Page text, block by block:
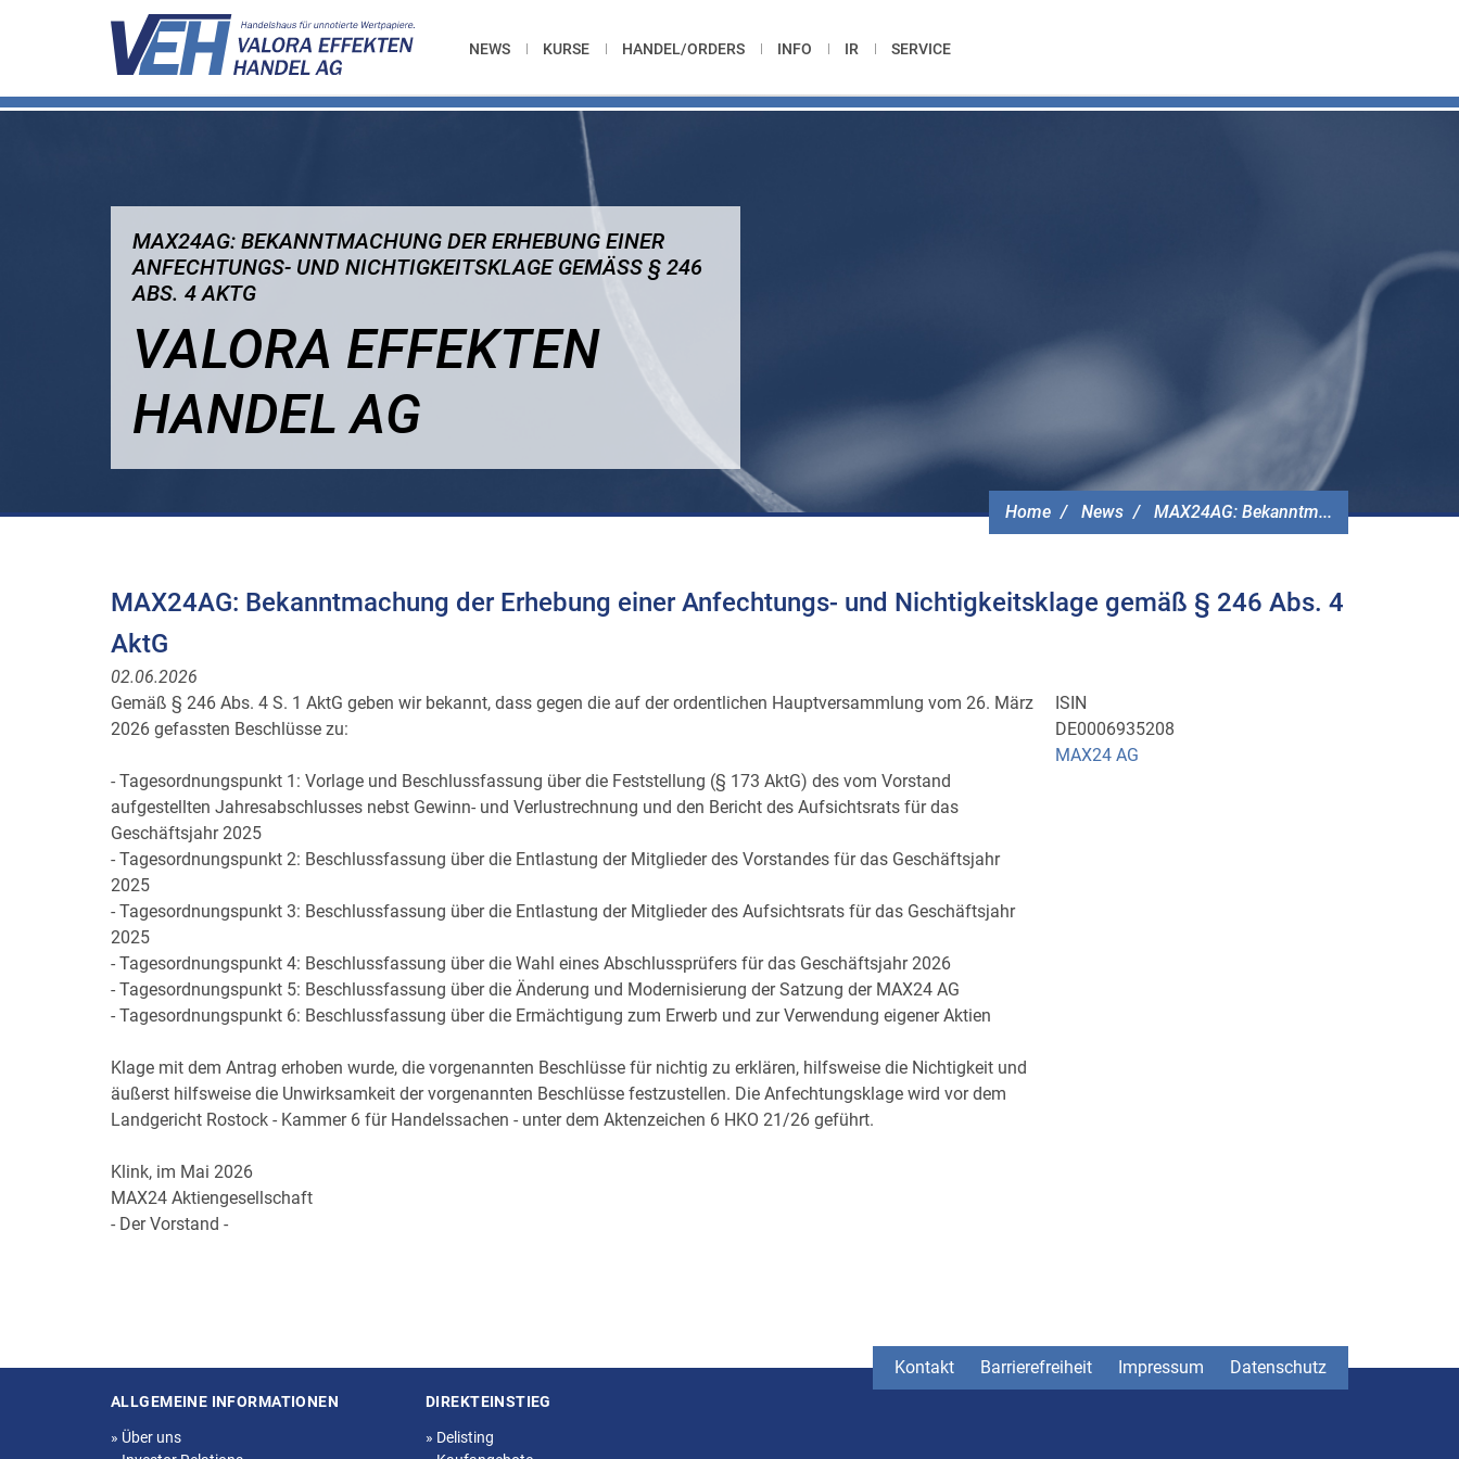
NEWS KURSE HANDEL/ORDERS INFO IR SERVICE
Home News MAX24AG: Bekanntm...
MAX24AG: BEKANNTMACHUNG DER ERHEBUNG EINER
ANFECHTUNGS- UND NICHTIGKEITSKLAGE GEMÄSS § 246 A
BS. 4 AKTG
VALORA EFFEKTEN
HANDEL AG
MAX24AG: Bekanntmachung der Erhebung einer Anfechtungs- und Nichtigkeitsklage gemäß § 246 Abs. 4
AktG
02.06.2026
Gemäß § 246 Abs. 4 S. 1 AktG geben wir bekannt, dass gegen die auf der ordentlichen Hauptversammlung vom 26. März
2026 gefassten Beschlüsse zu:
- Tagesordnungspunkt 1: Vorlage und Beschlussfassung über die Feststellung (§ 173 AktG) des vom Vorstand
aufgestellten Jahresabschlusses nebst Gewinn- und Verlustrechnung und den Bericht des Aufsichtsrats für das
Geschäftsjahr 2025
- Tagesordnungspunkt 2: Beschlussfassung über die Entlastung der Mitglieder des Vorstandes für das Geschäftsjahr
2025
- Tagesordnungspunkt 3: Beschlussfassung über die Entlastung der Mitglieder des Aufsichtsrats für das Geschäftsjahr
2025
- Tagesordnungspunkt 4: Beschlussfassung über die Wahl eines Abschlussprüfers für das Geschäftsjahr 2026
- Tagesordnungspunkt 5: Beschlussfassung über die Änderung und Modernisierung der Satzung der MAX24 AG
- Tagesordnungspunkt 6: Beschlussfassung über die Ermächtigung zum Erwerb und zur Verwendung eigener Aktien
Klage mit dem Antrag erhoben wurde, die vorgenannten Beschlüsse für nichtig zu erklären, hilfsweise die Nichtigkeit und
äußerst hilfsweise die Unwirksamkeit der vorgenannten Beschlüsse festzustellen. Die Anfechtungsklage wird vor dem
Landgericht Rostock - Kammer 6 für Handelssachen - unter dem Aktenzeichen 6 HKO 21/26 geführt.
Klink, im Mai 2026
MAX24 Aktiengesellschaft
- Der Vorstand -
ISIN
DE0006935208
MAX24 AG
Kontakt Barrierefreiheit Impressum Datenschutz
Seitenstruktur
ALLGEMEINE INFORMATIONEN
» Über uns
DIREKTEINSTIEG
» Delisting